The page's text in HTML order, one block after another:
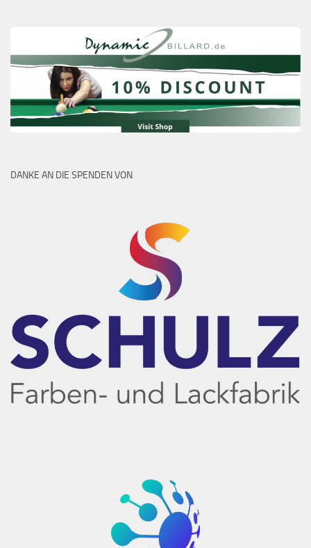
DANKE AN DIE SPENDEN VON